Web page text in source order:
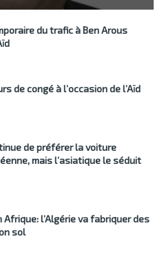
du trafic à Ben Arous
de congé à l’occasion de l’Aïd
de préférer la voiture
mais l’asiatique le séduit
Afrique: l’Algérie va fabriquer des
sol